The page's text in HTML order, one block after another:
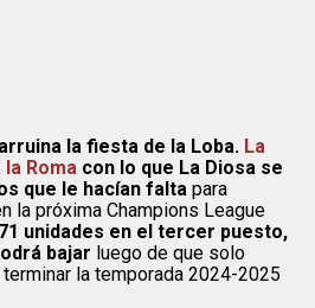
la fiesta de la Loba. La
Roma con lo que La Diosa se
que le hacían falta para
la próxima Champions League
unidades en el tercer puesto,
bajar luego de que solo
la temporada 2024-2025